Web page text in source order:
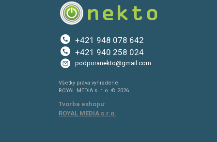
+421 948 078 642
+421 940 258 024
podporanekto@gmail.com
Všetky práva vyhradené.
ROYAL MEDIA s. r. o. © 2026
Tvorba eshopu:
ROYAL MEDIA s.r.o.